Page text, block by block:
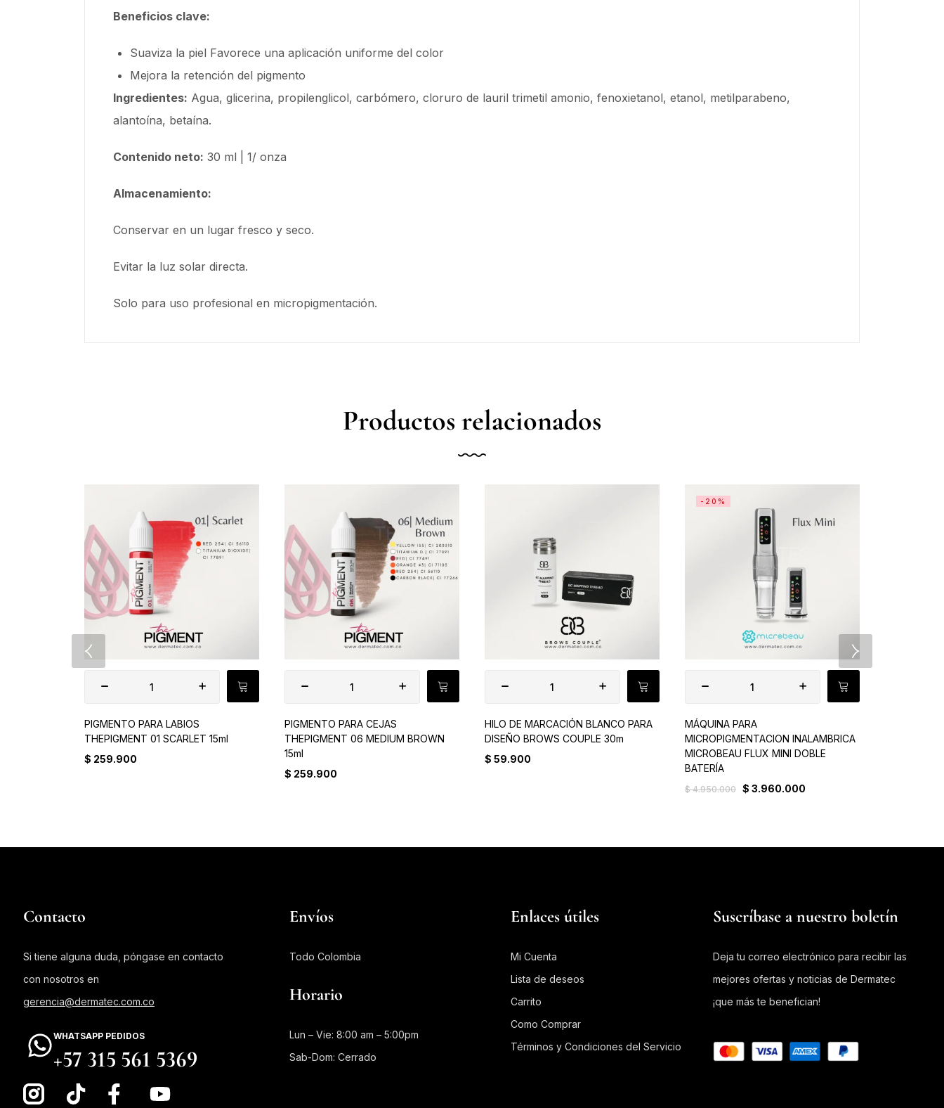
Beneficios clave:
Suaviza la piel Favorece una aplicación uniforme del color
Mejora la retención del pigmento
Ingredientes: Agua, glicerina, propilenglicol, carbómero, cloruro de lauril trimetil amonio, fenoxietanol, etanol, metilparabeno,
alantoína, betaína.
Contenido neto: 30 ml | 1/ onza
Almacenamiento:
Conservar en un lugar fresco y seco.
Evitar la luz solar directa.
Solo para uso profesional en micropigmentación.
Productos relacionados
PIGMENTO PARA LABIOS
THEPIGMENT 01 SCARLET 15ml
$ 259.900
PIGMENTO PARA CEJAS
THEPIGMENT 06 MEDIUM BROWN
15ml
$ 259.900
HILO DE MARCACIÓN BLANCO PARA
DISEÑO BROWS COUPLE 30m
$ 59.900
-20%
MÁQUINA PARA
MICROPIGMENTACION INALAMBRICA
MICROBEAU FLUX MINI DOBLE
BATERÍA
$4.950.000 $ 3.960.000
Contacto
Si tiene alguna duda, póngase en contacto
con nosotros en
gerencia@dermatec.com.co
WHATSAPP PEDIDOS
+57 315 561 5369
Envíos
Todo Colombia
Horario
Lun – Vie: 8:00 am – 5:00pm
Sab-Dom: Cerrado
Enlaces útiles
Mi Cuenta
Lista de deseos
Carrito
Como Comprar
Términos y Condiciones del Servicio
Suscríbase a nuestro boletín
Deja tu correo electrónico para recibir las
mejores ofertas y noticias de Dermatec
¡que más te benefician!